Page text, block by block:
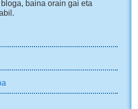
baina orain gai eta